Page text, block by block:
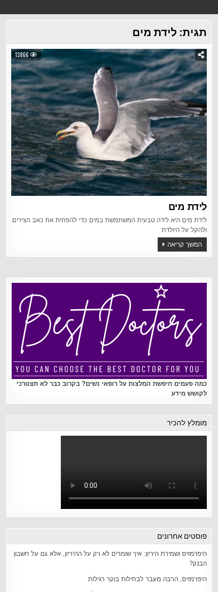
תגית: לידת מים
13866
לידת מים
לידת מים היא לידה טבעית המשתמשת במים כדי להפחית את כאב הצירים
ולהקל על היולדת
המשך קריאה
כמה פעמים חיפשת המלצות על רופאי נשים? בקרוב כבר לא תצטרכי
לקושש מידע
מומלץ להכיר
פוסטים אחרונים
היפרמזיס ושמירת היריון: איך שומרים לא רק על ההיריון, אלא גם על חשבון
הבנק?
היפרמזיס, הרבה מעבר לבחילות בוקר רגילות